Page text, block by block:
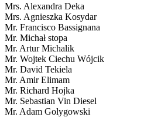
Mrs. Alexandra Deka
Mrs. Agnieszka Kosydar
Mr. Francisco Bassignana
Mr. Michał stopa
Mr. Artur Michalik
Mr. Wojtek Ciechu Wójcik
Mr. David Tekiela
Mr. Amir Elimam
Mr. Richard Hojka
Mr. Sebastian Vin Diesel
Mr. Adam Golygowski